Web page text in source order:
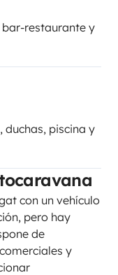
bar-restaurante y
duchas, piscina y
con un vehículo
pero hay
de
y